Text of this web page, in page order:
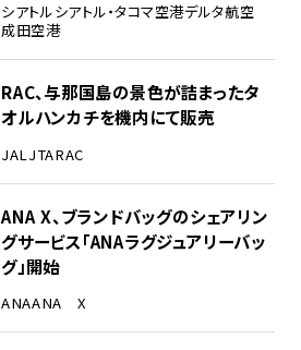
シアトルシアトル・タコマ空港デルタ航空
成田空港
RAC、与那国島の景色が詰まったタ
オルハンカチを機内にて販売
JAL JTARAC
ANA X、ブランドバッグのシェアリン
グサービス「ANAラグジュアリーバッ
グ」開始
ANAANA X